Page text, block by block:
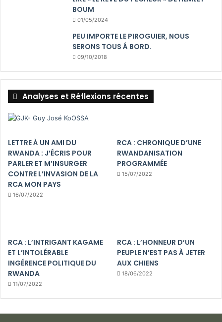
BOUM
01/05/2024
PEU IMPORTE LE PIROGUIER, NOUS
SERONS TOUS Á BORD.
09/10/2018
Analyses et Réflexions récentes
LETTRE À UN AMI DU
RWANDA : J’ÉCRIS POUR
PARLER ET M’INSURGER
CONTRE L’INVASION DE LA
RCA MON PAYS
16/07/2022
RCA : CHRONIQUE D’UNE
RWANDANISATION
PROGRAMMÉE
15/07/2022
RCA : L’INTRIGANT KAGAME
ET L’INTOLÉRABLE
INGÉRENCE POLITIQUE DU
RWANDA
11/07/2022
RCA : L’HONNEUR D’UN
PEUPLE N’EST PAS À JETER
AUX CHIENS
18/06/2022